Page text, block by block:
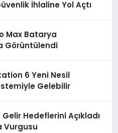
İhlaline Yol Açtı
Max Batarya
Görüntülendi
6 Yeni Nesil
Gelebilir
Hedeflerini Açıkladı
Vurgusu